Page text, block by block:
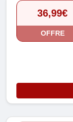
36,99€
OFFRE